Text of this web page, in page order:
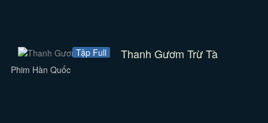
Tập Full Thanh Gươm Trừ Tà
Phim Hàn Quốc